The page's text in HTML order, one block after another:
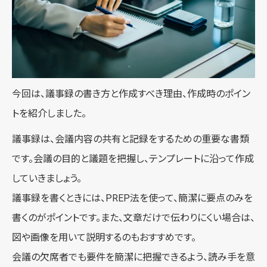
今回は、議事録の書き方と作成すべき理由、作成時のポイン
トを紹介しました。
議事録は、会議内容の共有と記録をするための重要な書類
です。会議の目的と議題を把握し、テンプレートに沿って作成
していきましょう。
議事録を書くときには、PREP法を使って、簡潔に要点のみを
書くのがポイントです。また、文章だけで伝わりにくい場合は、
図や画像を用いて説明するのもおすすめです。
会議の欠席者でも要件を簡潔に把握できるよう、読み手を意